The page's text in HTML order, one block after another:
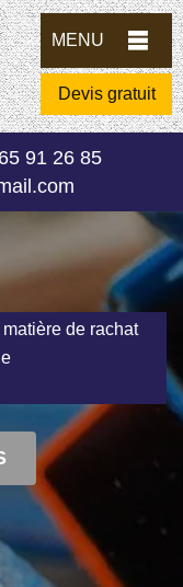
MENU
Devis gratuit
91 26 85
de rachat